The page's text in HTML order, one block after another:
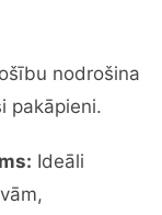
nodrošina
pakāpieni.
Ideāli